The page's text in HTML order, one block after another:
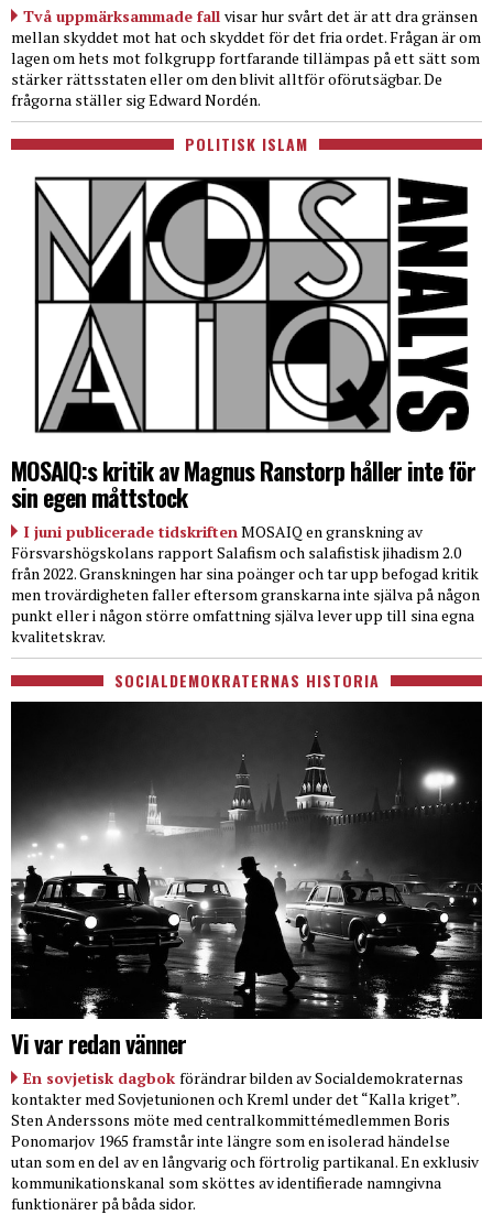
Två uppmärksammade fall visar hur svårt det är att dra gränsen
mellan skyddet mot hat och skyddet för det fria ordet. Frågan är om
lagen om hets mot folkgrupp fortfarande tillämpas på ett sätt som
stärker rättsstaten eller om den blivit alltför oförutsägbar. De
frågorna ställer sig Edward Nordén.
POLITISK ISLAM
MOSAIQ:s kritik av Magnus Ranstorp håller inte för
sin egen måttstock
I juni publicerade tidskriftenMOSAIQ en granskning av
Försvarshögskolans rapport Salafism och salafistisk jihadism 2.0
från 2022. Granskningen har sina poänger och tar upp befogad kritik
men trovärdigheten faller eftersom granskarna inte själva på någon
punkt eller i någon större omfattning själva lever upp till sina egna
kvalitetskrav.
SOCIALDEMOKRATERNAS HISTORIA
Vi var redan vänner
En sovjetisk dagbok förändrar bilden av Socialdemokraternas
kontakter med Sovjetunionen och Kreml under det “Kalla kriget”.
Sten Anderssons möte med centralkommittémedlemmen Boris
Ponomarjov 1965 framstår inte längre som en isolerad händelse
utan som en del av en långvarig och förtrolig partikanal. En exklusiv
kommunikationskanal som sköttes av identifierade namngivna
funktionärer på båda sidor.